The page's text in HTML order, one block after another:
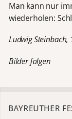
Man kann nur
wiederholen:
Ludwig Steinbach,
Bilder folgen
BAYREUTHER